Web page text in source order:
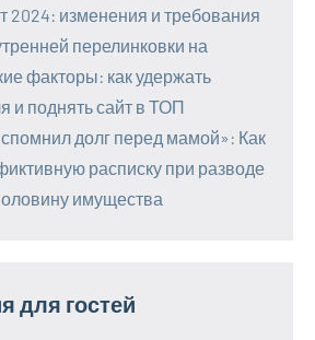
2024: изменения и требования
перелинковки на
факторы: как удержать
и поднять сайт в ТОП
долг перед мамой»: Как
расписку при разводе
имущества
для гостей